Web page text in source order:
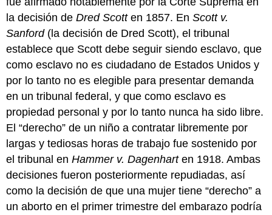
la decisión deDred Scotten 1857. EnScott v.
Sanford(la decisión de Dred Scott), el tribunal
establece que Scott debe seguir siendo esclavo, que
como esclavo no es ciudadano de Estados Unidos y
por lo tanto no es elegible para presentar demanda
en un tribunal federal, y que como esclavo es
propiedad personal y por lo tanto nunca ha sido libre.
El “derecho” de un niño a contratar libremente por
largas y tediosas horas de trabajo fue sostenido por
el tribunal enHammer v. Dagenharten 1918. Ambas
decisiones fueron posteriormente repudiadas, así
como la decisión de que una mujer tiene “derecho” a
un aborto en el primer trimestre del embarazo podría